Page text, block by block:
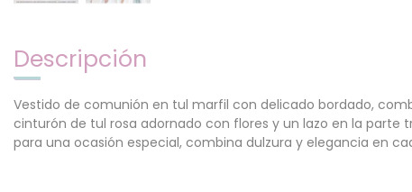
Descripción
Vestido de comunión en tul marfil con delicado bordado,
cinturón de tul rosa adornado con flores y un lazo en la
para una ocasión especial, combina dulzura y elegancia en